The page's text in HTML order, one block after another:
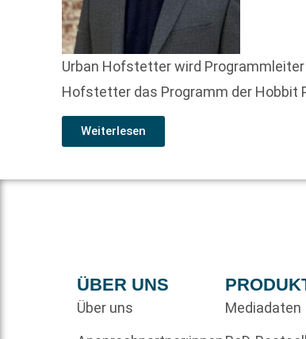
Urban Hofstetter wird
Hofstetter das Programm der Hobbit
Weiterlesen
ÜBER UNS
Über uns
Mediadaten